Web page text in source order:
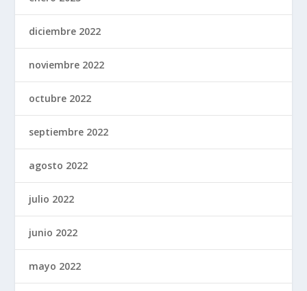
diciembre 2022
noviembre 2022
octubre 2022
septiembre 2022
agosto 2022
julio 2022
junio 2022
mayo 2022